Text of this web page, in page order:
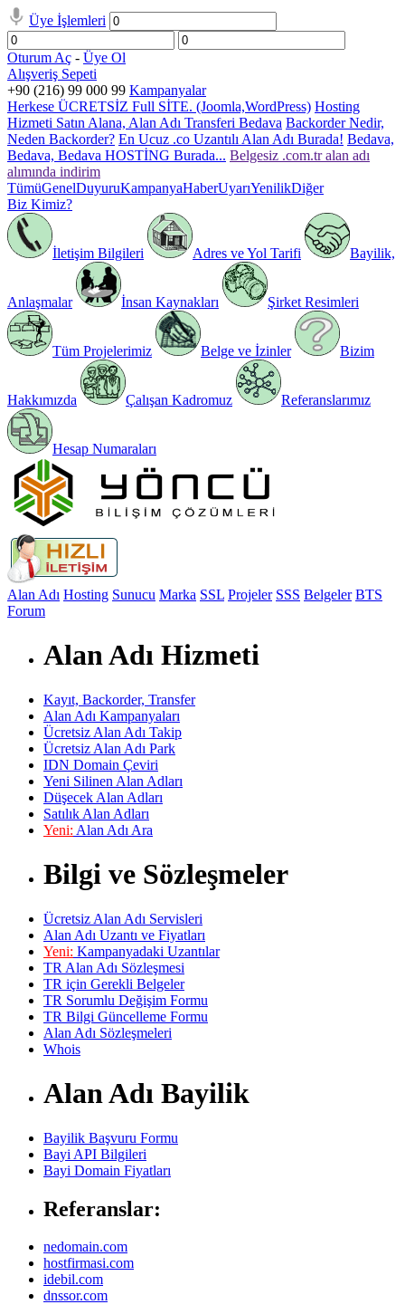
Üye İşlemleri
Oturum Aç - Üye Ol
Alışveriş Sepeti
+90 (216) 99 000 99 Kampanyalar
Herkese ÜCRETSİZ Full SİTE. (Joomla,WordPress) Hosting
Hizmeti Satın Alana, Alan Adı Transferi Bedava Backorder Nedir,
Neden Backorder? En Ucuz .co Uzantılı Alan Adı Burada! Bedava,
Bedava, Bedava HOSTİNG Burada... Belgesiz .com.tr alan adı
alımında indirim
TümüGenelDuyuruKampanyaHaberUyarıYenilikDiğer
Biz Kimiz?
İletişim Bilgileri Adres ve Yol Tarifi Bayilik,
Anlaşmalar İnsan Kaynakları Şirket Resimleri
Tüm Projelerimiz Belge ve İzinler Bizim
Hakkımızda Çalışan Kadromuz Referanslarımız
Hesap Numaraları
Alan Adı Hosting Sunucu Marka SSL Projeler SSS Belgeler BTS
Forum
Alan Adı Hizmeti
Kayıt, Backorder, Transfer
Alan Adı Kampanyaları
Ücretsiz Alan Adı Takip
Ücretsiz Alan Adı Park
IDN Domain Çeviri
Yeni Silinen Alan Adları
Düşecek Alan Adları
Satılık Alan Adları
Yeni: Alan Adı Ara
Bilgi ve Sözleşmeler
Ücretsiz Alan Adı Servisleri
Alan Adı Uzantı ve Fiyatları
Yeni: Kampanyadaki Uzantılar
TR Alan Adı Sözleşmesi
TR için Gerekli Belgeler
TR Sorumlu Değişim Formu
TR Bilgi Güncelleme Formu
Alan Adı Sözleşmeleri
Whois
Alan Adı Bayilik
Bayilik Başvuru Formu
Bayi API Bilgileri
Bayi Domain Fiyatları
Referanslar:
nedomain.com
hostfirmasi.com
idebil.com
dnssor.com